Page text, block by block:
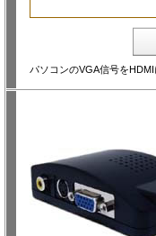
パソコンのVGA信号を